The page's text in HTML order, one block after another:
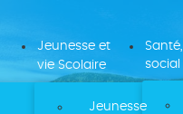
Jeunesse et
vie Scolaire
Jeunesse
Santé,
social